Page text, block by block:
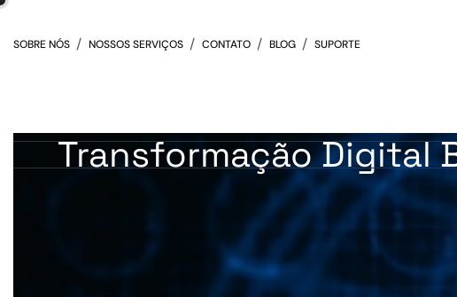
SOBRE NÓS NOSSOS SERVIÇOS CONTATO BLOG SUPORTE
Transformação Digital